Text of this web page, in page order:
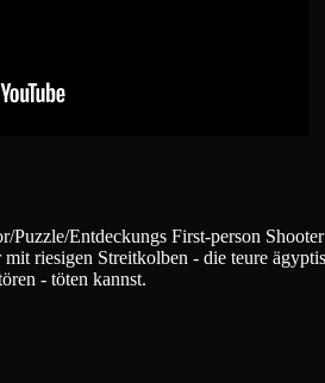
Puzzle/Entdeckungs First-person
riesigen Streitkolben - die teure
- töten kannst.